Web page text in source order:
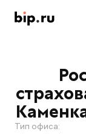
Тип офиса: